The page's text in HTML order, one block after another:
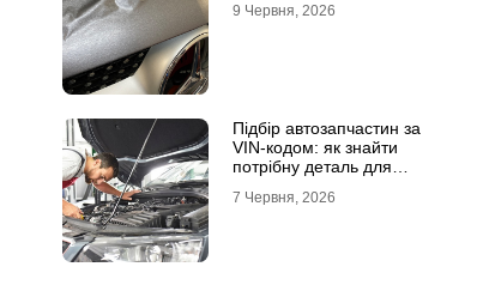
9 Червня, 2026
Підбір автозапчастин за
VIN-кодом: як знайти
потрібну деталь для
7 Червня, 2026